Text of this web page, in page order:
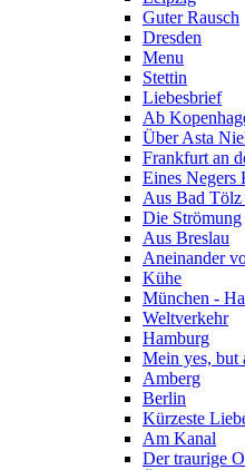
Guter Rausch
Dresden
Menu
Stettin
Liebesbrief
Ab
Über Asta
Frankfurt an
Eines Negers
Aus Bad Tölz
Die Strömung
Aus Breslau
Aneinander
Kühe
München -
Weltverkehr
Hamburg
Mein yes, but
Amberg
Berlin
Kürzeste
Am Kanal
Der traurige